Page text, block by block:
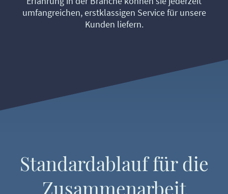
umfangreichen, erstklassigen Service für unsere
Kunden liefern.
Standardablauf für die
Zusammenarbeit